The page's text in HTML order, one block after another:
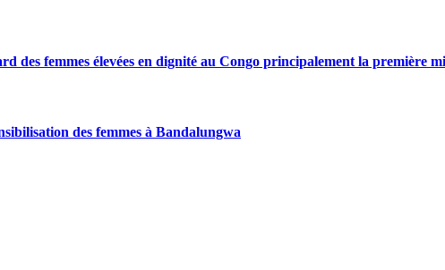
des femmes élevées en dignité au Congo principalement la première
des femmes à Bandalungwa